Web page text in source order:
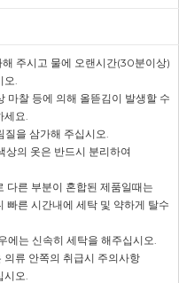
해 주시고 물에 오랜시간(30분이상)
.
마찰 등에 의해 올뜯김이 발생할 수
요.
을 삼가해 주십시오.
상의 옷은 반드시 분리하여
다른 부분이 혼합된 제품일때는
빠른 시간내에 세탁 및 약하게 탈수
에는 신속히 세탁을 해주십시오.
의류 안쪽의 취급시 주의사항
오.